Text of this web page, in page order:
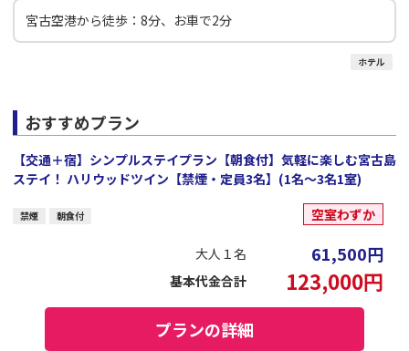
宮古空港から徒歩：8分、お車で2分
ホテル
おすすめプラン
【交通＋宿】シンプルステイプラン【朝食付】気軽に楽しむ宮古島
ステイ！ ハリウッドツイン【禁煙・定員3名】(1名～3名1室)
禁煙 朝食付 空室わずか
大人１名 61,500円
基本代金合計 123,000円
プランの詳細